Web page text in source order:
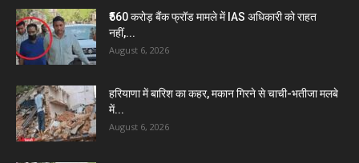
₹560 करोड़ बैंक फ्रॉड मामले में IAS अधिकारी को राहत
नहीं,...
August 6, 2026
हरियाणा में बारिश का कहर, मकान गिरने से चाची-भतीजा मलबे
में...
August 6, 2026